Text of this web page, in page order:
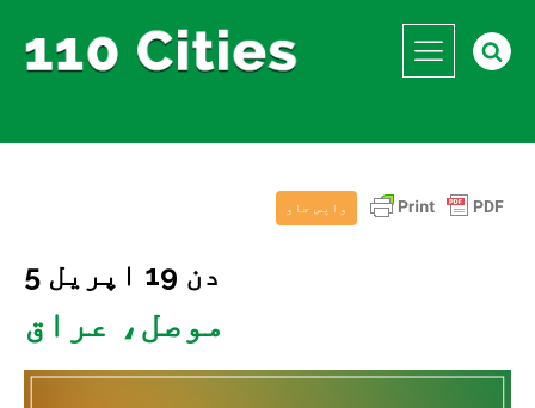
واپس جاو
دن 19 اپریل 5
موصل، عراق